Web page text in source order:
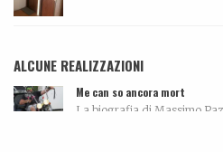
ALCUNE REALIZZAZIONI
Me can so ancora mort
La biografia di Massimo